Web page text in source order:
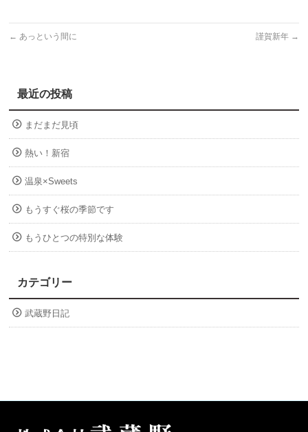
← あっという間に 謹賀新年 →
最近の投稿
まだまだ見頃
熱い！新宿
温泉×Sweets
もうすぐ桜の季節です
もうひとつの特別な体験
カテゴリー
武蔵野日記